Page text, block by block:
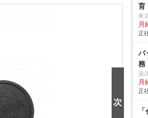
育
東
月
正
バ
務
湯
月
正